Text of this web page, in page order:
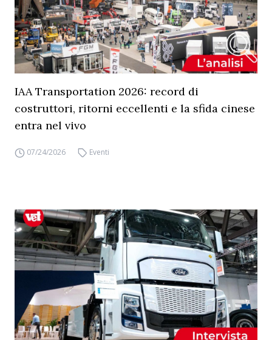
IAA Transportation 2026: record di
costruttori, ritorni eccellenti e la sfida cinese
entra nel vivo
07/24/2026 Eventi